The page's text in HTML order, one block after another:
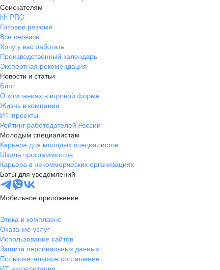
Соискателям
hh PRO
Готовое резюме
Все сервисы
Хочу у вас работать
Производственный календарь
Экспертная рекомендация
Новости и статьи
Блог
О компаниях в игровой форме
Жизнь в компании
ИТ-проекты
Рейтинг работодателей России
Молодым специалистам
Карьера для молодых специалистов
Школа программистов
Карьера в некоммерческих организациях
Боты для уведомлений
Мобильное приложение
Этика и комплаенс
Оказание услуг
Использование сайтов
Защита персональных данных
Пользовательское соглашение